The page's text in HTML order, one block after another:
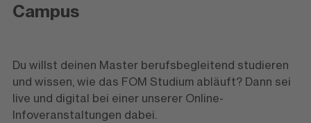
Campus
Du willst deinen Master berufsbegleitend studieren
und wissen, wie das FOM Studium abläuft? Dann sei
live und digital bei einer unserer Online-
Infoveranstaltungen dabei.